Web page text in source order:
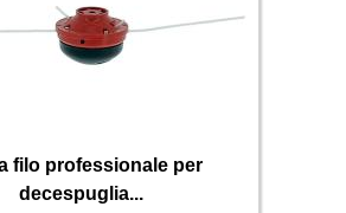
filo professionale per
decespuglia...